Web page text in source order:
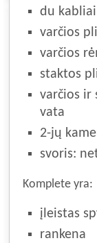
du
varčios
varčios
staktos
varčios ir
vata
2-jų
svoris:
Komplete yra:
įleistas
rankena